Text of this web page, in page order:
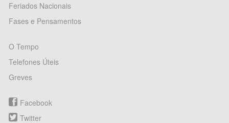
Feriados Nacionais
Fases e Pensamentos
O Tempo
Telefones Úteis
Greves
Facebook
Twitter